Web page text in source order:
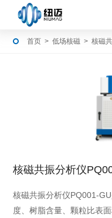
首页 > 低场核磁 > 核磁
核磁共振分析仪
核磁共振分析仪PQ001-
度、树脂含量、颗粒比表